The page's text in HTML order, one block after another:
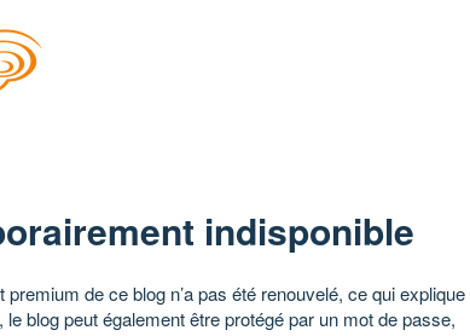
indisponible
premium de ce blog n’a pas été renouvelé, ce qui explique
blog peut également être protégé par un mot de passe,